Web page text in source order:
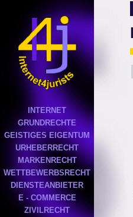
INTERNET
GRUNDRECHTE
GEISTIGES EIGENTUM
URHEBERRECHT
MARKENRECHT
WETTBEWERBSRECHT
DIENSTEANBIETER
E - COMMERCE
ZIVILRECHT